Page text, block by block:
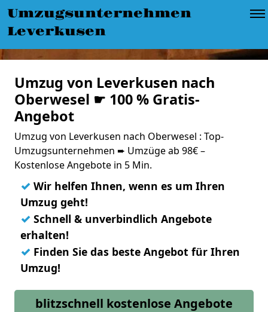
Umzugsunternehmen
Leverkusen
Umzug von Leverkusen nach
Oberwesel ☛ 100 % Gratis-
Angebot
Umzug von Leverkusen nach Oberwesel : Top-
Umzugsunternehmen ➨ Umzüge ab 98€ –
Kostenlose Angebote in 5 Min.
✓ Wir helfen Ihnen, wenn es um Ihren
Umzug geht!
✓ Schnell & unverbindlich Angebote
erhalten!
✓ Finden Sie das beste Angebot für Ihren
Umzug!
blitzschnell kostenlose Angebote